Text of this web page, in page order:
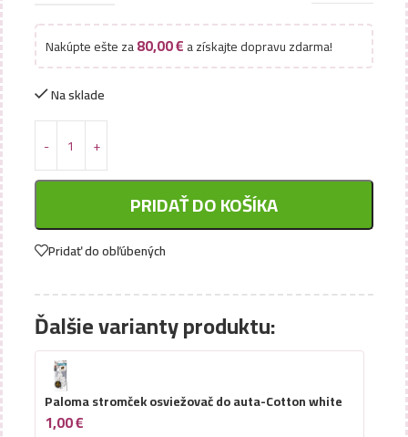
Nakúpte ešte za80,00€a získajte dopravu zdarma!
Na sklade
PRIDAŤ DO KOŠÍKA
Pridať do obľúbených
Ďalšie varianty produktu:
Paloma stromček osviežovač do auta-Cotton white
1,00€